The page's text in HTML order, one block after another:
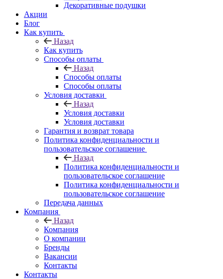
Декоративные подушки
Акции
Блог
Как купить
Назад
Как купить
Способы оплаты
Назад
Способы оплаты
Способы оплаты
Условия доставки
Назад
Условия доставки
Условия доставки
Гарантия и возврат товара
Политика конфиденциальности и
пользовательское соглашение
Назад
Политика конфиденциальности и
пользовательское соглашение
Политика конфиденциальности и
пользовательское соглашение
Передача данных
Компания
Назад
Компания
О компании
Бренды
Вакансии
Контакты
Контакты